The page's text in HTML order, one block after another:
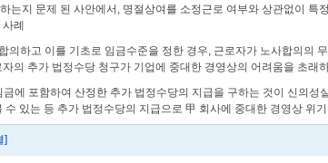
는지 문제 된 사안에서, 명절상여를 소정근로 여부와 상관없이
례
의하고 이를 기초로 임금수준을 정한 경우, 근로자가 노사합의
의 추가 법정수당 청구가 기업에 중대한 경영상의 어려움을 초래
에 포함하여 산정한 추가 법정수당의 지급을 구하는 것이 신의
있는 등 추가 법정수당의 지급으로 甲 회사에 중대한 경영상 위
]